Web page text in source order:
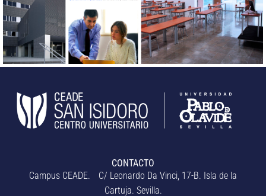
CONTACTO
Campus CEADE. C/ Leonardo Da Vinci, 17-B. Isla de la
Cartuja. Sevilla.